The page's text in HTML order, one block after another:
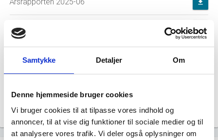
Samtykke Detaljer Om
Denne hjemmeside bruger cookies
Vi bruger cookies til at tilpasse vores indhold og
annoncer, til at vise dig funktioner til sociale medier og til
at analysere vores trafik. Vi deler også oplysninger om
file_download
Årsrapporten 2024-06 file_download